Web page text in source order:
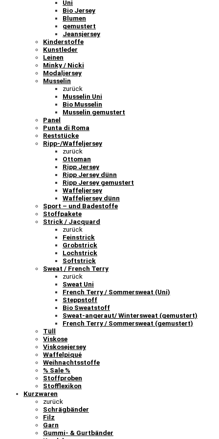
Uni
Bio Jersey
Blumen
gemustert
Jeansjersey
Kinderstoffe
Kunstleder
Leinen
Minky / Nicki
Modaljersey
Musselin
zurück
Musselin Uni
Bio Musselin
Musselin gemustert
Panel
Punta di Roma
Reststücke
Ripp-/Waffeljersey
zurück
Ottoman
Ripp Jersey
Ripp Jersey dünn
Ripp Jersey gemustert
Waffeljersey
Waffeljersey dünn
Sport – und Badestoffe
Stoffpakete
Strick / Jacquard
zurück
Feinstrick
Grobstrick
Lochstrick
Softstrick
Sweat / French Terry
zurück
Sweat Uni
French Terry / Sommersweat (Uni)
Steppstoff
Bio Sweatstoff
Sweat-angeraut/ Wintersweat (gemustert)
French Terry / Sommersweat (gemustert)
Tüll
Viskose
Viskosejersey
Waffelpiqué
Weihnachtsstoffe
% Sale %
Stoffproben
Stofflexikon
Kurzwaren
zurück
Schrägbänder
Filz
Garn
Gummi- & Gurtbänder